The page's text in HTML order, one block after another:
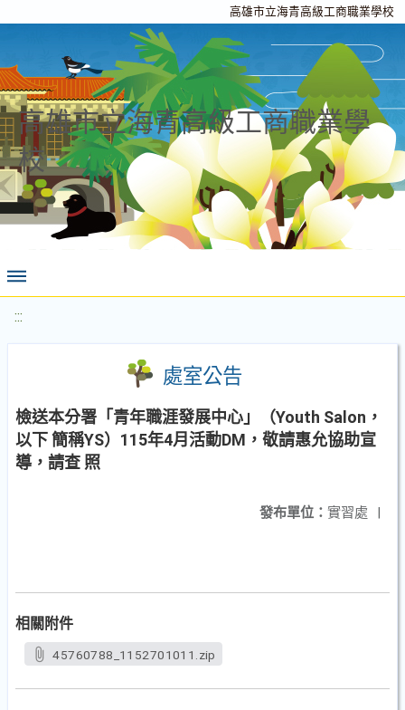
高雄市立海青高級工商職業學校
高雄市立海青高級工商職業學
校
:::
處室公告
檢送本分署「青年職涯發展中心」（Youth Salon，
以下 簡稱YS）115年4月活動DM，敬請惠允協助宣
導，請查 照
發布單位： 實習處 |
相關附件
45760788_1152701011.zip